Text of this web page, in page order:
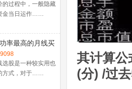
的过程中，一般隐藏
金当日运作……
率最高的月线买
准高效筛选暴涨
称选股法宝！
选股是一种较实用也
方式，对于……
其计算公
(分) /过